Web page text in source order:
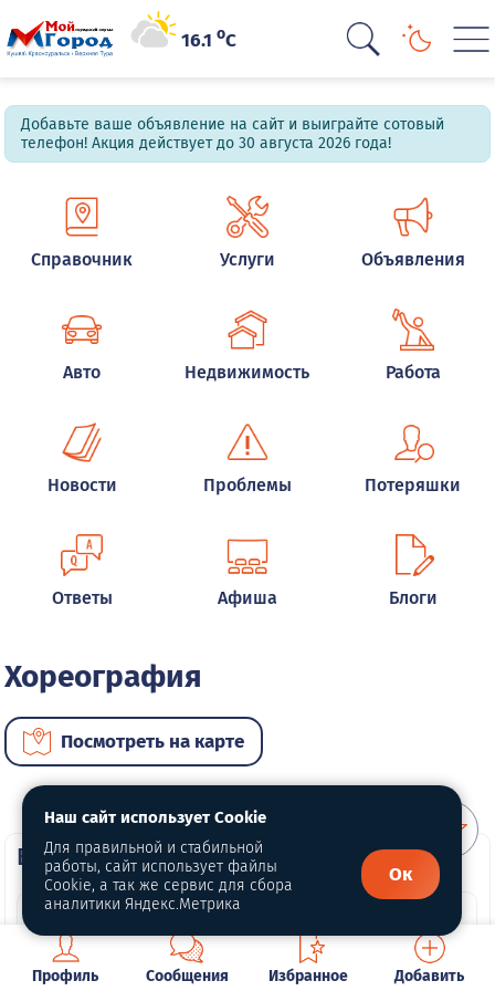
16.1oC
Добавьте ваше объявление на сайт и выиграйте сотовый
телефон! Акция действует до 30 августа 2026 года!
Справочник Услуги Объявления
Авто Недвижимость Работа
Новости Проблемы Потеряшки
Ответы Афиша Блоги
Хореография
Посмотреть на карте
ВИП услуги
Профиль Сообщения Избранное Добавить
Наш сайт использует Cookie
Для правильной и стабильной
работы, сайт использует файлы
Cookie, а так же сервис для сбора
аналитики Яндекс.Метрика
Ок